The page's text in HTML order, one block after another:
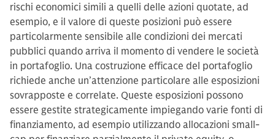
rischi economici simili a quelli delle azioni quotate, ad
esempio, e il valore di queste posizioni può essere
particolarmente sensibile alle condizioni dei mercati
pubblici quando arriva il momento di vendere le società
in portafoglio. Una costruzione efficace del portafoglio
richiede anche un’attenzione particolare alle esposizioni
sovrapposte e correlate. Queste esposizioni possono
essere gestite strategicamente impiegando varie fonti di
finanziamento, ad esempio utilizzando allocazioni small-